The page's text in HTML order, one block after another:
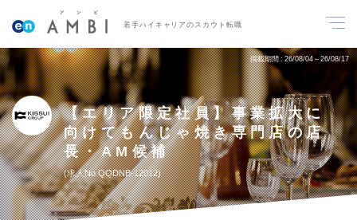
若手ハイキャリアのスカウト転職
掲載期間 26/08/04～26/08/17
【エリア限定社員】事業拡大に
向けてもんじゃ焼き専門店の店
長・AM候補
求人No.QQDNB-12012